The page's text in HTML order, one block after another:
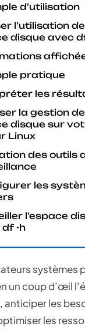
d’utilisation
l’utilisation de
disque avec
pratique
les
la gestion de
disque sur
Linux
des outils
les
l’espace
-h
systèmes
un coup d’œil
anticiper les
les